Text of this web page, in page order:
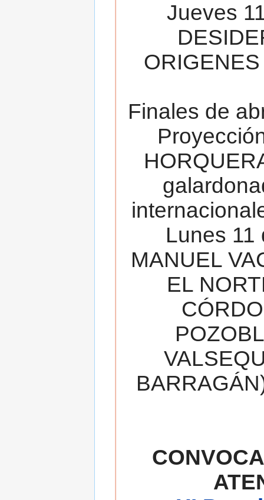
Jueves
Finales de
Lunes 11
MANUEL
EL